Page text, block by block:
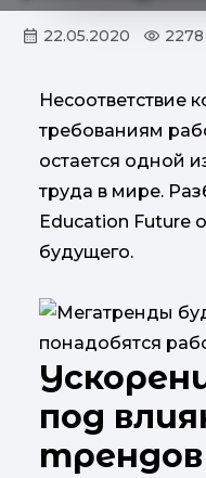
22.05.2020 2278
Несоответствие
требованиям
остается одной
труда в мире.
Education Future
будущего.
под
трендов